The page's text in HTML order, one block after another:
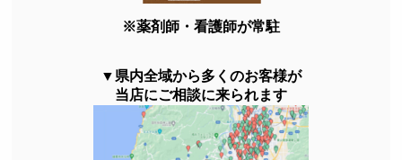
※薬剤師・看護師が常駐
▼県内全域から多くのお客様が
当店にご相談に来られます